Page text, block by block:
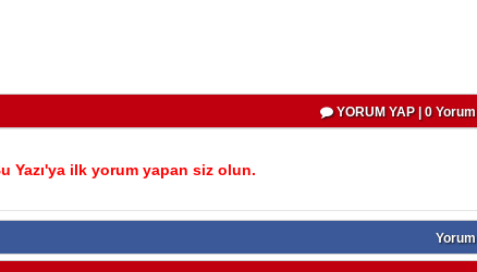
YORUM YAP | 0 Yorum
Yazı'ya ilk yorum yapan siz olun.
Yorum